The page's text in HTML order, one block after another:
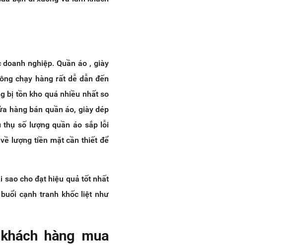
nghiệp. Quần áo , giày
chạy hàng rất dễ dẫn đến
bị tồn kho quá nhiều nhất so
hàng bán quần áo, giày dép
số lượng quần áo sắp lỗi
lượng tiền mặt cần thiết để
sao cho đạt hiệu quả tốt nhất
cạnh tranh khốc liệt như
hàng mua